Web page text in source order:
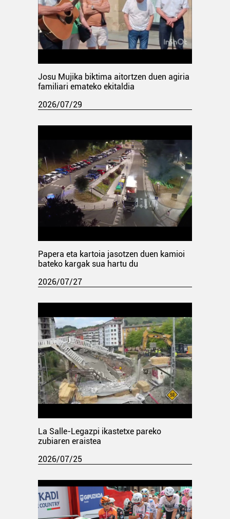
Josu Mujika biktima aitortzen duen agiria
familiari emateko ekitaldia
2026/07/29
Papera eta kartoia jasotzen duen kamioi
bateko kargak sua hartu du
2026/07/27
La Salle-Legazpi ikastetxe pareko
zubiaren eraistea
2026/07/25